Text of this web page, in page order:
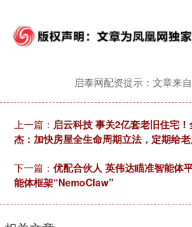
启泰网配资提示：文章来
上一篇： 启云科技 事关2亿套老旧住宅
杰：加快房屋全生命周期立法，定期给
下一篇： 优配合伙人 英伟达瞄准智能体
能体框架“NemoClaw”